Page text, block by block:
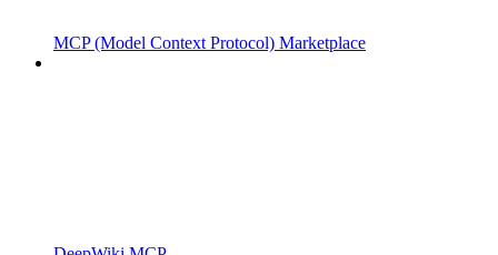
MCP (Model Context Protocol) Marketplace